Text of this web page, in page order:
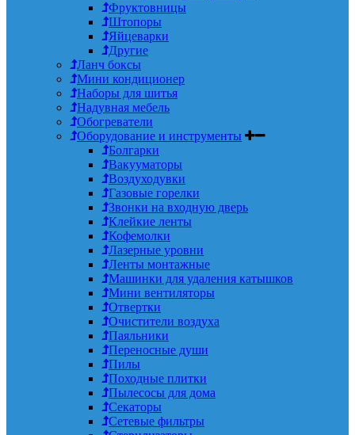
Фруктовницы
Штопоры
Яйцеварки
Другие
Ланч боксы
Мини кондиционер
Наборы для шитья
Надувная мебель
Обогреватели
Оборудование и инструменты
Болгарки
Вакууматоры
Воздуходувки
Газовые горелки
Звонки на входную дверь
Клейкие ленты
Кофемолки
Лазерные уровни
Ленты монтажные
Машинки для удаления катышков
Мини вентиляторы
Отвертки
Очистители воздуха
Паяльники
Переносные души
Пилы
Походные плитки
Пылесосы для дома
Секаторы
Сетевые фильтры